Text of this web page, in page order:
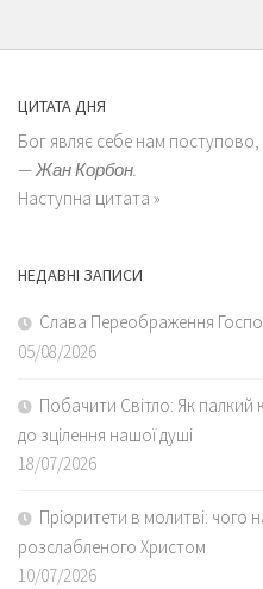
ЦИТАТА ДНЯ
Бог являє себе нам поступово,
—Жан Корбон.
Наступна цитата »
НЕДАВНІ ЗАПИСИ
Слава Переображення
05/08/2026
Побачити Світло: Як палкий
до зцілення нашої душі
18/07/2026
Пріоритети в молитві: чого
розслабленого Христом
10/07/2026